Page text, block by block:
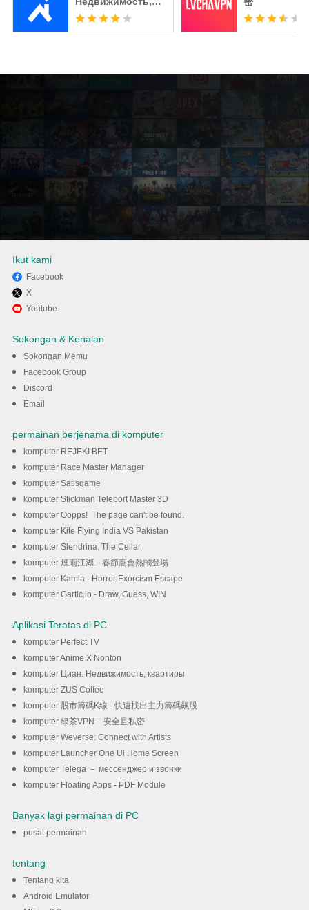
квартиры
Gunakan MENu untuk
mengalami Calorie Counter by
fatsecret pada komputer anda
Ikut kami
Facebook
X
Youtube
Sokongan & Kenalan
Sokongan Memu
Facebook Group
Discord
Email
permainan berjenama di komputer
komputer REJEKI BET
komputer Race Master Manager
komputer Satisgame
komputer Stickman Teleport Master 3D
komputer Oopps! The page can't be found.
komputer Kite Flying India VS Pakistan
komputer Slendrina: The Cellar
komputer 煙雨江湖－春節廟會熱鬧登場
komputer Kamla - Horror Exorcism Escape
komputer Gartic.io - Draw, Guess, WIN
Aplikasi Teratas di PC
komputer Perfect TV
komputer Anime X Nonton
komputer Циан. Недвижимость, квартиры
komputer ZUS Coffee
komputer 股市籌碼K線 - 快速找出主力籌碼飆股
komputer 绿茶VPN – 安全且私密
komputer Weverse: Connect with Artists
komputer Launcher One Ui Home Screen
komputer Telega － мессенджер и звонки
komputer Floating Apps - PDF Module
Banyak lagi permainan di PC
pusat permainan
tentang
Tentang kita
Android Emulator